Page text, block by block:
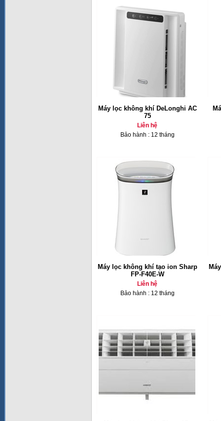
Máy lọc không khí DeLonghi AC
75
Liên hệ
Bảo hành : 12 tháng
Máy lọc không khí tạo ion Sharp
FP-F40E-W
Liên hệ
Bảo hành : 12 tháng